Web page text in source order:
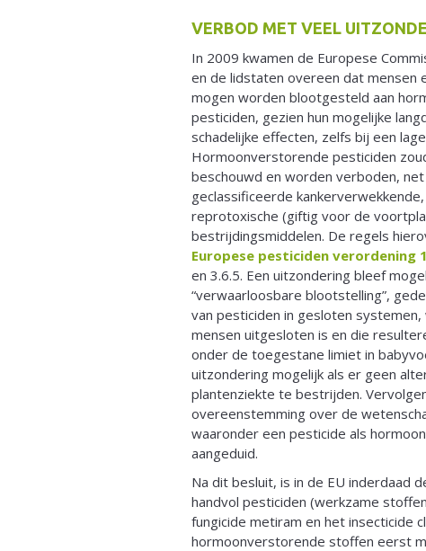
VERBOD MET VEEL
In 2009 kwamen de Europese
en de lidstaten overeen dat mensen
mogen worden blootgesteld aan
pesticiden, gezien hun mogelijke
schadelijke effecten, zelfs bij een
Hormoonverstorende pesticiden
beschouwd en worden verboden,
geclassificeerde
reprotoxische (giftig voor de
bestrijdingsmiddelen. De regels
Europese pesticiden verordening
en 3.6.5. Een uitzondering bleef
“verwaarloosbare blootstelling”,
van pesticiden in gesloten
mensen uitgesloten is en die
onder de toegestane limiet in
uitzondering mogelijk als er geen
plantenziekte te bestrijden.
overeenstemming over de
waaronder een pesticide als
aangeduid.
Na dit besluit, is in de EU inderdaad
handvol pesticiden (werkzame
fungicide metiram en het insecticide
hormoonverstorende stoffen eerst